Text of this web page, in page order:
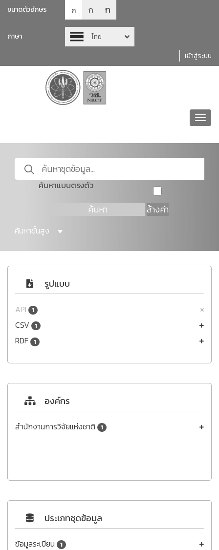
ขนาดตัวอักษร ก ก ก
ภาษา
ไทย
เข้าสู่ระบบ
ค้นหาแบบตรงตัว
ค้นหา ล้างค่า
ค้นหาขั้นสูง
รูปแบบ
API 1
CSV 1
RDF 1
องค์กร
สำนักงานการวิจัยแห่งชาติ 1
ประเภทชุดข้อมูล
ข้อมูลระเบียน 1